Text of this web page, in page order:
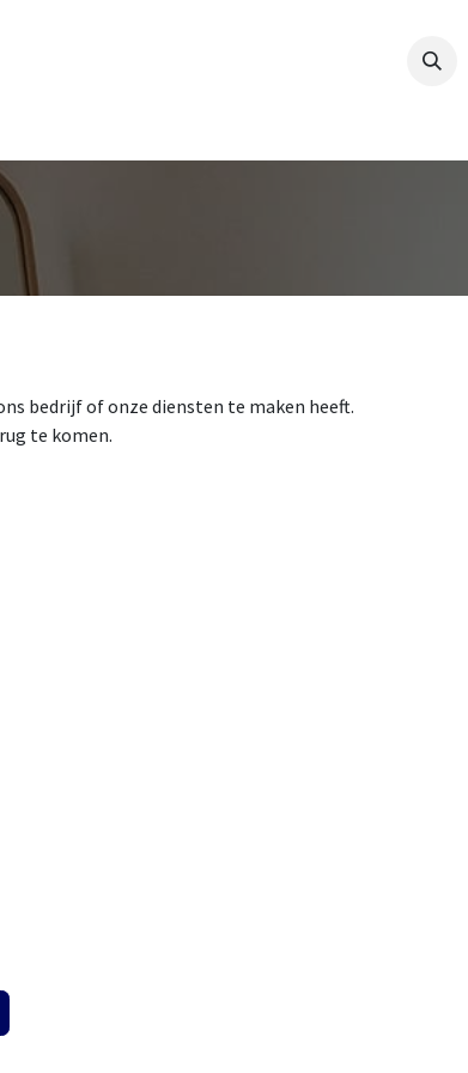
bedrijf of onze diensten te maken heeft.
te komen.